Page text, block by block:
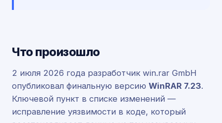
Что произошло
2 июля 2026 года разработчик win.rar GmbH
опубликовал финальную версию WinRAR 7.23.
Ключевой пункт в списке изменений —
исправление уязвимости в коде, который